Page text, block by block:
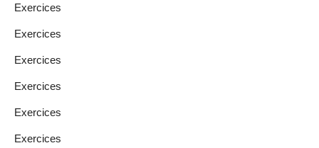
Exercices
Exercices
Exercices
Exercices
Exercices
Exercices